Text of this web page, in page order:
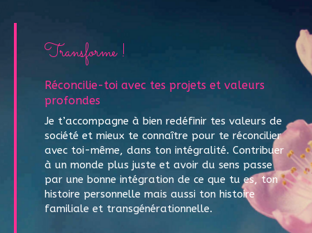
Transforme !
Réconcilie-toi avec tes projets et valeurs
profondes
Je t’accompagne à bien redéfinir tes valeurs de
société et mieux te connaître pour te réconcilier
avec toi-même, dans ton intégralité. Contribuer
à un monde plus juste et avoir du sens passe
par une bonne intégration de ce que tu es, ton
histoire personnelle mais aussi ton histoire
familiale et transgénérationnelle.